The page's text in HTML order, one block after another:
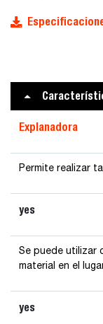
Explanadora
Permite realizar
yes
Se puede utilizar
material en el
yes